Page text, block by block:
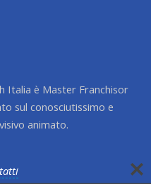
Italia è Master Franchisor
sul conosciutissimo e
animato.